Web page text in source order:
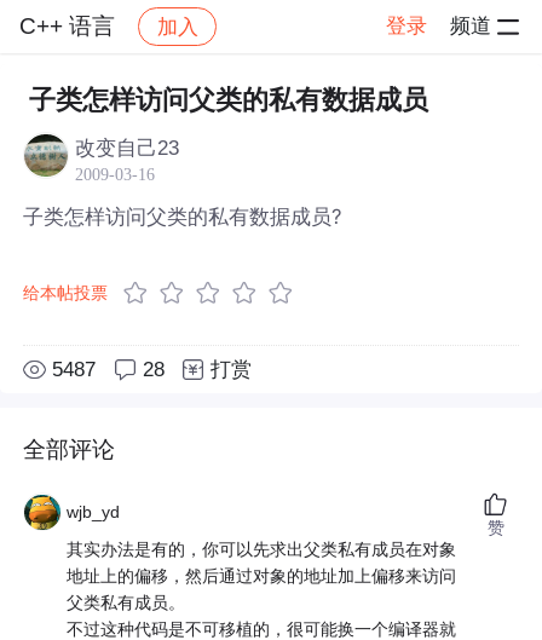
C++ 语言 加入 登录 频道
社区 C++ 语言 帖子详情
子类怎样访问父类的私有数据成员
改变自己23
2009-03-16
子类怎样访问父类的私有数据成员?
给本帖投票
5487 28 打赏
全部评论
wjb_yd
其实办法是有的，你可以先求出父类私有成员在对象
地址上的偏移，然后通过对象的地址加上偏移来访问
父类私有成员。
不过这种代码是不可移植的，很可能换一个编译器就
赞